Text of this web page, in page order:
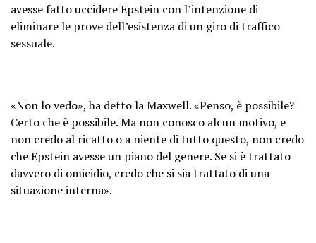
avesse fatto uccidere Epstein con l’intenzione di
eliminare le prove dell’esistenza di un giro di traffico
sessuale.
«Non lo vedo», ha detto la Maxwell. «Penso, è possibile?
Certo che è possibile. Ma non conosco alcun motivo, e
non credo al ricatto o a niente di tutto questo, non credo
che Epstein avesse un piano del genere. Se si è trattato
davvero di omicidio, credo che si sia trattato di una
situazione interna».